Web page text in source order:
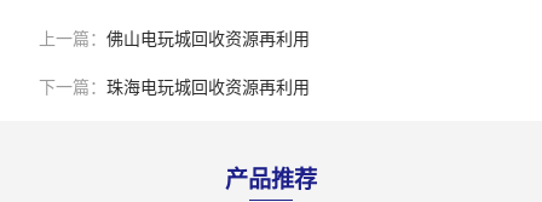
上一篇： 佛山电玩城回收资源再利用
下一篇： 珠海电玩城回收资源再利用
产品推荐